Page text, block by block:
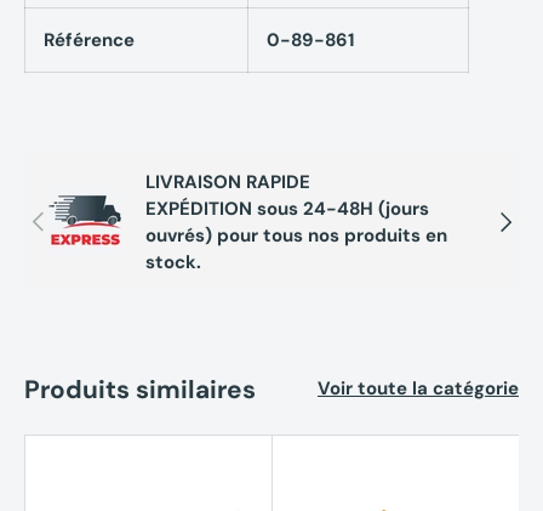
Référence 0-89-861
Précédent
LIVRAISON RAPIDE
EXPÉDITION sous 24-48H (jours
ouvrés) pour tous nos produits en
stock.
Produits similaires Voir toute la catégorie